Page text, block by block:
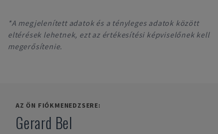
*A megjelenített adatok és a tényleges adatok között
eltérések lehetnek, ezt az értékesítési képviselőnek kell
megerősítenie.
AZ ÖN FIÓKMENEDZSERE:
Gerard Bel